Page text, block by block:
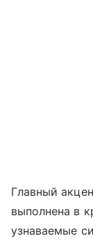
Главный
выполнена в
узнаваемые